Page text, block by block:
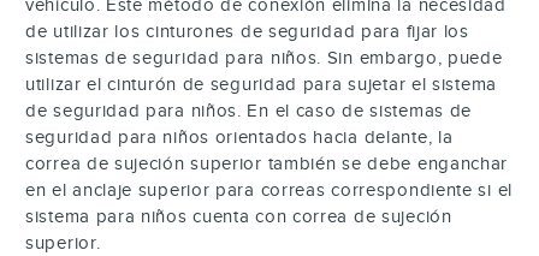
vehículo. Este método de conexión elimina la necesidad
de utilizar los cinturones de seguridad para fijar los
sistemas de seguridad para niños. Sin embargo, puede
utilizar el cinturón de seguridad para sujetar el sistema
de seguridad para niños. En el caso de sistemas de
seguridad para niños orientados hacia delante, la
correa de sujeción superior también se debe enganchar
en el anclaje superior para correas correspondiente si el
sistema para niños cuenta con correa de sujeción
superior.